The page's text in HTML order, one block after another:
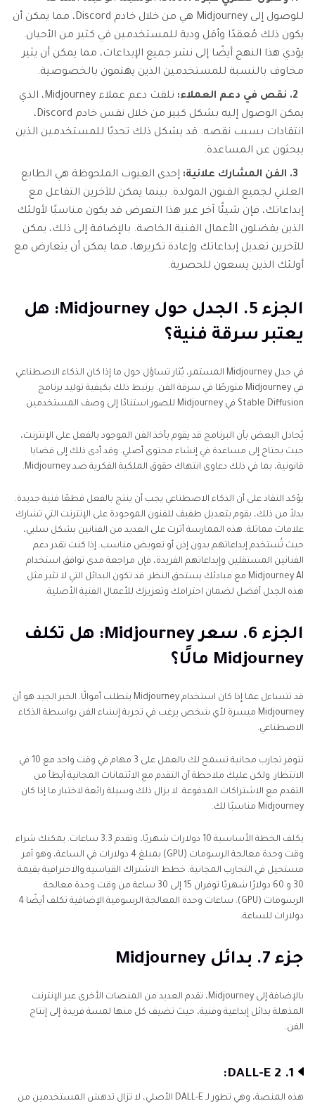
للوصول إلى Midjourney هي من خلال خادم Discord، مما يمكن أن
يكون ذلك مُعقدًا وأقل ودية للمستخدمين في كثير من الأحيان.
يؤدي هذا النهج أيضًا إلى نشر جميع الإبداعات، مما يمكن أن يثير
مخاوف بالنسبة للمستخدمين الذين يهتمون بالخصوصية.
2. نقص في دعم العملاء:
تلقت دعم عملاء Midjourney، الذي
يمكن الوصول إليه بشكل كبير من خلال نفس خادم Discord،
انتقادات بسبب نقصه. قد يشكل ذلك تحديًا للمستخدمين الذين
يبحثون عن المساعدة.
3. الفن المشارك علانية:
إحدى العيوب الملحوظة هي الطابع
العلني لجميع الفنون المولدة. بينما يمكن للآخرين التفاعل مع
إبداعاتك، فإن شيئًا آخر غير هذا التعرض قد يكون مناسبًا لأولئك
الذين يفضلون الأعمال الفنية الخاصة. بالإضافة إلى ذلك، يمكن
للآخرين تعديل إبداعاتك وإعادة تكريرها، مما يمكن أن يتعارض مع
أولئك الذين يسعون للحصرية.
الجزء 5. الجدل حول Midjourney: هل
يعتبر سرقة فنية؟
في جدل Midjourney المستمر، يُثار تساؤل حول ما إذا كان الذكاء الاصطناعي
في Midjourney متورطًا في سرقة الفن. يرتبط ذلك بكيفية توليد برنامج
Stable Diffusion في Midjourney للصور استنادًا إلى وصف المستخدمين.
يُجادل البعض بأن البرنامج قد يقوم بأخذ الفن الموجود بالفعل على الإنترنت،
حيث يحتاج إلى مساعدة في إنشاء محتوى أصلي. وقد أدى ذلك إلى قضايا
قانونية، بما في ذلك دعاوى انتهاك حقوق الملكية الفكرية ضد Midjourney.
يؤكد النقاد على أن الذكاء الاصطناعي يجب أن ينتج بالفعل قطعًا فنية جديدة.
بدلاً من ذلك، يقوم بتعديل طفيف للفنون الموجودة على الإنترنت التي تشارك
علامات مماثلة. هذه الممارسة أثرت على العديد من الفنانين بشكل سلبي،
حيث تُستخدم إبداعاتهم بدون إذن أو تعويض مناسب. إذا كنت تقدر دعم
الفنانين المستقلين وإبداعاتهم الفريدة، فإن مراجعة مدى توافق استخدام
Midjourney AI مع مبادئك يستحق النظر. قد تكون البدائل التي لا تثير مثل
هذه الجدل أفضل لضمان احترامك وتعزيزك للأعمال الفنية الأصلية.
الجزء 6. سعر Midjourney: هل تكلف
Midjourney مالًا؟
قد تتساءل عما إذا كان استخدام Midjourney يتطلب أموالًا. الخبر الجيد هو أن
Midjourney ميسرة لأي شخص يرغب في تجربة إنشاء الفن بواسطة الذكاء
الاصطناعي.
تتوفر تجارب مجانية تسمح لك بالعمل على 3 مهام في وقت واحد مع 10 في
الانتظار. ولكن عليك ملاحظة أن التقدم مع الائتمانات المجانية أبطأ من
التقدم مع الاشتراكات المدفوعة. لا يزال ذلك وسيلة رائعة لاختبار ما إذا كان
Midjourney مناسبًا لك.
يكلف الخطة الأساسية 10 دولارات شهريًا، وتقدم 3.3 ساعات. يمكنك شراء
وقت وحدة معالجة الرسومات (GPU) بمبلغ 4 دولارات في الساعة، وهو أمر
مستحيل في التجارب المجانية. خطط الاشتراك القياسية والاحترافية بقيمة
30 و 60 دولارًا شهريًا توفران 15 إلى 30 ساعة من وقت وحدة معالجة
الرسومات (GPU). ساعات وحدة المعالجة الرسومية الإضافية تكلف أيضًا 4
دولارات للساعة.
جزء 7. بدائل Midjourney
بالإضافة إلى Midjourney، تقدم العديد من المنصات الأخرى عبر الإنترنت
المذهلة بدائل إبداعية وفنية، حيث تضيف كل منها لمسة فريدة إلى إنتاج
الفن.
1. DALL-E 2:
هذه المنصة، وهي تطور لـ DALL-E الأصلي، لا تزال تدهش المستخدمين من